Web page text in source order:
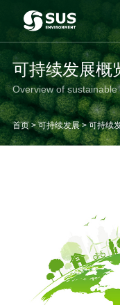
可持续发展概
Overview of
首页>可持续发展>可持续